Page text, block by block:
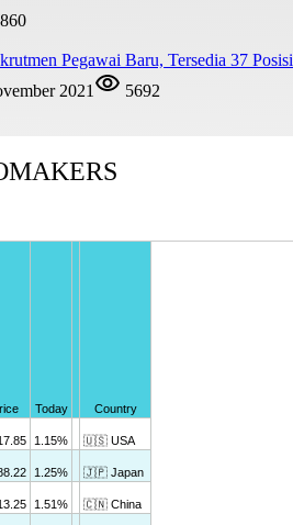
Pegawai Baru, Tersedia 37 Posisi
2021 5692